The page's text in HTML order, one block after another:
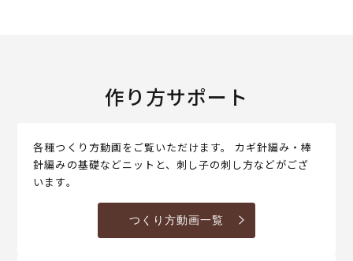
作り方サポート
各種つくり方動画をご覧いただけます。 カギ針編み・棒
針編みの基礎などニットと、刺し子の刺し方などがござ
います。
つくり方動画一覧